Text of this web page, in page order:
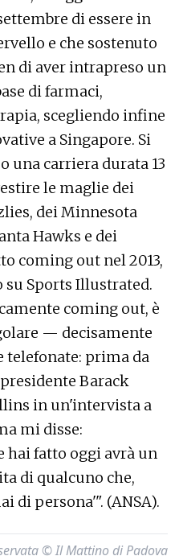
di essere in
e che sostenuto
di aver intrapreso un
di farmaci,
scegliendo infine
a Singapore. Si
una carriera durata 13
le maglie dei
dei Minnesota
Hawks e dei
coming out nel 2013,
Sports Illustrated.
coming out, è
— decisamente
prima da
Barack
in un'intervista a
mi disse:
hai fatto oggi avrà un
di qualcuno che,
di persona'". (ANSA).
© Il Mattino di Padova